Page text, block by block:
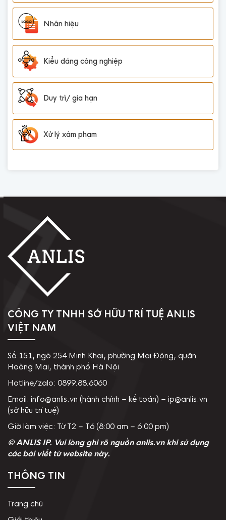
Nhãn hiệu
Kiểu dáng công nghiệp
Duy trì/ gia hạn
Xử lý xâm phạm
CÔNG TY TNHH SỞ HỮU TRÍ TUỆ ANLIS
VIỆT NAM
Số 151, ngõ 254 Minh Khai, phường Mai Động, quận
Hoàng Mai, thành phố Hà Nội
Hotline/zalo: 0899.88.6060
Email: info@anlis.vn (hành chính – kế toán) – ip@anlis.vn
(sở hữu trí tuệ)
Giờ làm việc: Từ T2 – T6 (8:00 am – 6:00 pm)
© ANLIS IP. Vui lòng ghi rõ nguồn anlis.vn khi sử dụng
các bài viết từ website này.
THÔNG TIN
Trang chủ